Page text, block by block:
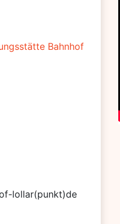
Bahnhof
lollar(punkt)de